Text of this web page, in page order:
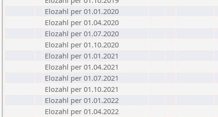
Elozahl per 01.01.2020
Elozahl per 01.04.2020
Elozahl per 01.07.2020
Elozahl per 01.10.2020
Elozahl per 01.01.2021
Elozahl per 01.04.2021
Elozahl per 01.07.2021
Elozahl per 01.10.2021
Elozahl per 01.01.2022
Elozahl per 01.04.2022